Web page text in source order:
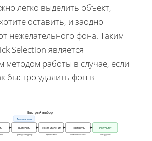
легко выделить объект,
оставить, и заодно
нежелательного фона. Таким
Selection является
методом работы в случае, если
быстро удалить фон в
Быстрый выбор
Авто границы
Выделять Режим удаления Повторять Результат
Проводите курсор Удерживать Повторять шаги Фон удалён